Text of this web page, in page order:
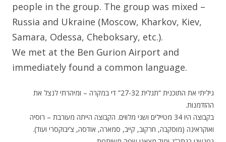
people in the group. The group was mixed –
Russia and Ukraine (Moscow, Kharkov, Kiev,
Samara, Odessa, Cheboksary, etc.).
We met at the Ben Gurion Airport and
immediately found a common language.
גיליתי את התוכנית “תגלית 27-32” די במקרה – ומיהרתי לנצל את
ההזדמנות.
בקבוצה היו 34 מטיילים ושני מלווים. הקבוצה הייתה מעורבת – רוסיה
ואוקראינה (מוסקבה, חרקוב, קייב, סמארה, אודסה, צ’יבוקסרי ועוד).